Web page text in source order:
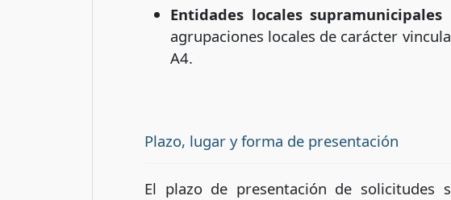
Entidades locales supramunicipales
agrupaciones locales de carácter
A4.
Plazo, lugar y forma de presentación
El plazo de presentación de